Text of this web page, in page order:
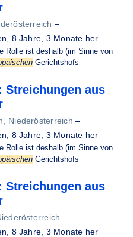
–
8 Jahre, 3 Monate her
Rolle ist deshalb (im Sinne von
Gerichtshofs
Streichungen aus
Niederösterreich –
8 Jahre, 3 Monate her
Rolle ist deshalb (im Sinne von
Gerichtshofs
Streichungen aus
–
8 Jahre, 3 Monate her